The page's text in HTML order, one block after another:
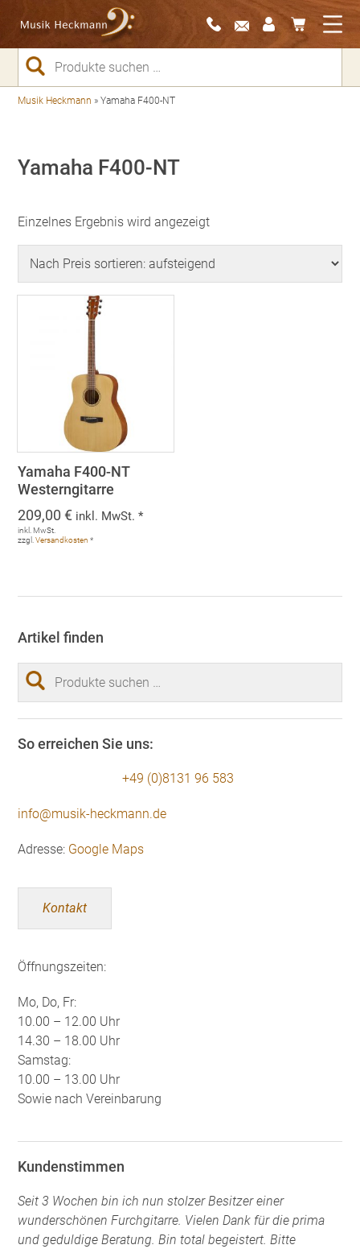
Suchen
nach:
Musik Heckmann »Yamaha F400-NT
Yamaha F400-NT
Einzelnes Ergebnis wird angezeigt
Yamaha F400-NT
Westerngitarre
209,00€ inkl. MwSt. *
inkl. MwSt.
zzgl.Versandkosten *
Artikel finden
Suchen
nach:
So erreichen Sie uns:
+49 (0)8131 96 583
info@musik-heckmann.de
Adresse: Google Maps
Kontakt
Öffnungszeiten:
Mo, Do, Fr:
10.00 – 12.00 Uhr
14.30 – 18.00 Uhr
Samstag:
10.00 – 13.00 Uhr
Sowie nach Vereinbarung
Kundenstimmen
Seit 3 Wochen bin ich nun stolzer Besitzer einer
wunderschönen Furchgitarre. Vielen Dank für die prima
und geduldige Beratung. Bin total begeistert. Bitte